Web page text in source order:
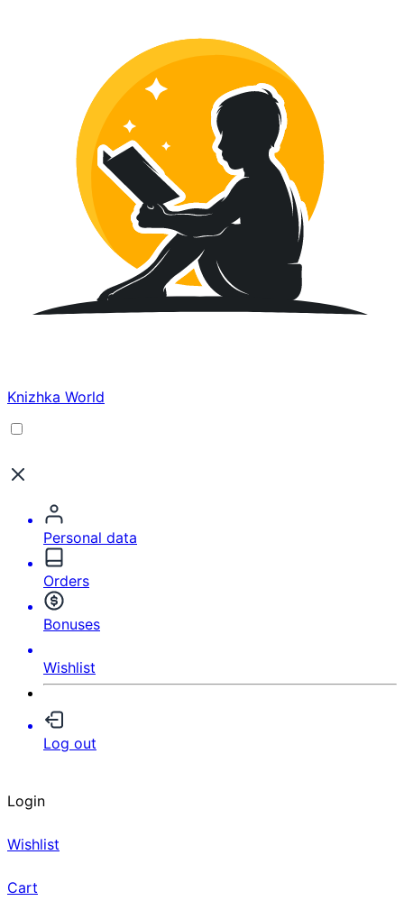
Knizhka World
Personal data
Orders
Bonuses
Wishlist
Log out
Login
Wishlist
Cart